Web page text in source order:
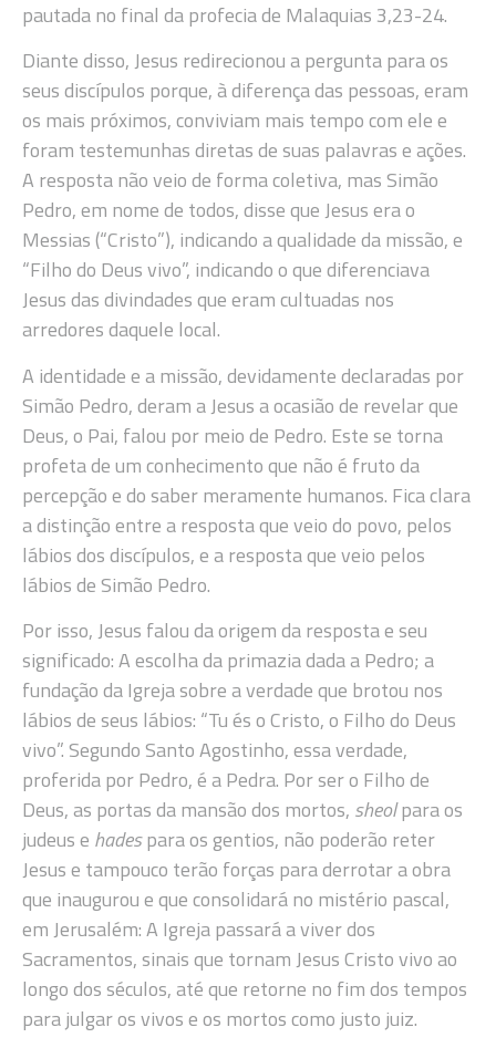
pautada no final da profecia de Malaquias 3,23-24.
Diante disso, Jesus redirecionou a pergunta para os
seus discípulos porque, à diferença das pessoas, eram
os mais próximos, conviviam mais tempo com ele e
foram testemunhas diretas de suas palavras e ações.
A resposta não veio de forma coletiva, mas Simão
Pedro, em nome de todos, disse que Jesus era o
Messias (“Cristo”), indicando a qualidade da missão, e
“Filho do Deus vivo”, indicando o que diferenciava
Jesus das divindades que eram cultuadas nos
arredores daquele local.
A identidade e a missão, devidamente declaradas por
Simão Pedro, deram a Jesus a ocasião de revelar que
Deus, o Pai, falou por meio de Pedro. Este se torna
profeta de um conhecimento que não é fruto da
percepção e do saber meramente humanos. Fica clara
a distinção entre a resposta que veio do povo, pelos
lábios dos discípulos, e a resposta que veio pelos
lábios de Simão Pedro.
Por isso, Jesus falou da origem da resposta e seu
significado: A escolha da primazia dada a Pedro; a
fundação da Igreja sobre a verdade que brotou nos
lábios de seus lábios: “Tu és o Cristo, o Filho do Deus
vivo”. Segundo Santo Agostinho, essa verdade,
proferida por Pedro, é a Pedra. Por ser o Filho de
Deus, as portas da mansão dos mortos, sheolpara os
judeus e hadespara os gentios, não poderão reter
Jesus e tampouco terão forças para derrotar a obra
que inaugurou e que consolidará no mistério pascal,
em Jerusalém: A Igreja passará a viver dos
Sacramentos, sinais que tornam Jesus Cristo vivo ao
longo dos séculos, até que retorne no fim dos tempos
para julgar os vivos e os mortos como justo juiz.